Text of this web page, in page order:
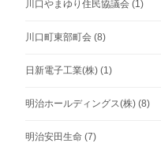
川口やまゆり住民協議会 (1)
川口町東部町会 (8)
日新電子工業(株) (1)
明治ホールディングス(株) (8)
明治安田生命 (7)